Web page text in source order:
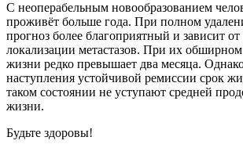
С неоперабельным новообразованием
проживёт больше года. При полном
прогноз более благоприятный и зависит от
локализации метастазов. При их обширном
жизни редко превышает два месяца.
наступления устойчивой ремиссии срок
таком состоянии не уступают средней
жизни.
Будьте здоровы!